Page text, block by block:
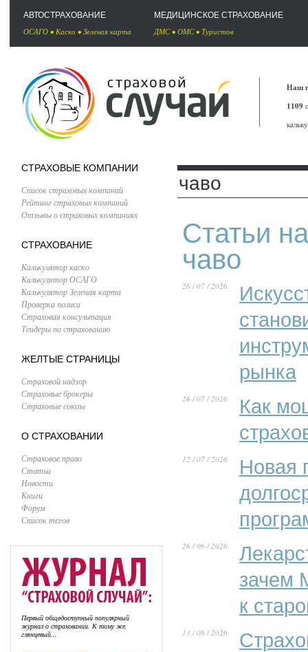
АВТОСТРАХОВАНИЕ
ОСАГО • Каско • Зеленая карта
МЕДИЦИНСКОЕ СТРАХОВАНИЕ
ДМС• ОМС• Туристов
Наш
1109
СТРАХОВЫЕ КОМПАНИИ
Список страховых компаний
Рейтинг страховых компаний
Отзывы о страховых компаниях
СТРАХОВАНИЕ
Калькулятор каско
Калькулятор ОСАГО
Калькулятор Зеленая карта
Проверка полиса
Страховая консультация
Тендеры по страхованию
ЖЕЛТЫЕ СТРАНИЦЫ
Страховой надзор
Страховые брокеры
Страховые союзы
О СТРАХОВАНИИ
Страховое право
Статьи
Новости
Книги
Форум
Список тегов
Первый общедоступный популярный
журнал о страховании. К тому же,
глянцевый...
чаво
Статьи
чаво
26 / 07 / 2026
рынка
26 / 07 / 2026
Как
12 / 07 / 2026
Новая
26 / 06 / 2026
зачем
к
13 / 06 / 2026